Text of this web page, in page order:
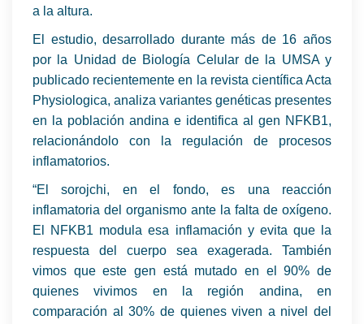
a la altura.
El estudio, desarrollado durante más de 16 años
por la Unidad de Biología Celular de la UMSA y
publicado recientemente en la revista científica Acta
Physiologica, analiza variantes genéticas presentes
en la población andina e identifica al gen NFKB1,
relacionándolo con la regulación de procesos
inflamatorios.
“El sorojchi, en el fondo, es una reacción
inflamatoria del organismo ante la falta de oxígeno.
El NFKB1 modula esa inflamación y evita que la
respuesta del cuerpo sea exagerada. También
vimos que este gen está mutado en el 90% de
quienes vivimos en la región andina, en
comparación al 30% de quienes viven a nivel del